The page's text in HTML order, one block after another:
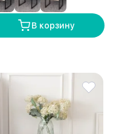
В корзину